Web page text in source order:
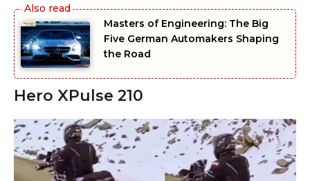
Masters of Engineering: The Big
Five German Automakers Shaping
the Road
Hero XPulse 210